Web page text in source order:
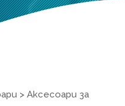
> Аксесоари за